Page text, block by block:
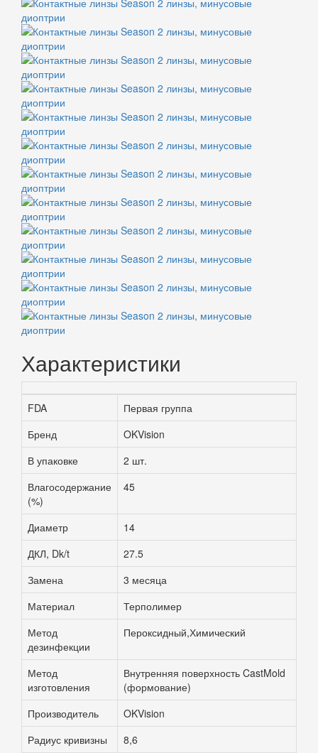
Характеристики
FDA
Первая группа
Бренд
OKVision
В упаковке
2 шт.
Влагосодержание
(%)
45
Диаметр
14
ДКЛ, Dk/t
27.5
Замена
3 месяца
Материал
Терполимер
Метод
дезинфекции
Пероксидный,Химический
Метод
изготовления
Внутренняя поверхность CastMold
(формование)
Производитель
OKVision
Радиус кривизны
8,6